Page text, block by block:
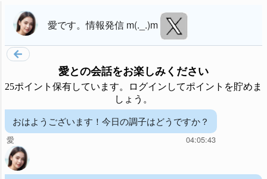
愛です。情報発信 m(._.)m
愛との会話をお楽しみください
25ポイント保有しています。ログインしてポイントを貯めま
しょう。
おはようございます！今日の調子はどうですか？
愛 04:05:43